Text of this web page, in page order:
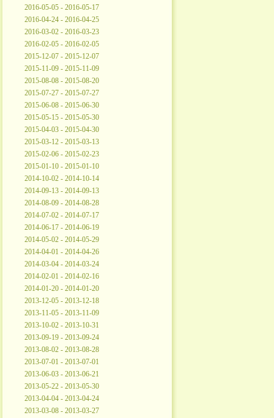
2016-05-05 - 2016-05-17
2016-04-24 - 2016-04-25
2016-03-02 - 2016-03-23
2016-02-05 - 2016-02-05
2015-12-07 - 2015-12-07
2015-11-09 - 2015-11-09
2015-08-08 - 2015-08-20
2015-07-27 - 2015-07-27
2015-06-08 - 2015-06-30
2015-05-15 - 2015-05-30
2015-04-03 - 2015-04-30
2015-03-12 - 2015-03-13
2015-02-06 - 2015-02-23
2015-01-10 - 2015-01-10
2014-10-02 - 2014-10-14
2014-09-13 - 2014-09-13
2014-08-09 - 2014-08-28
2014-07-02 - 2014-07-17
2014-06-17 - 2014-06-19
2014-05-02 - 2014-05-29
2014-04-01 - 2014-04-26
2014-03-04 - 2014-03-24
2014-02-01 - 2014-02-16
2014-01-20 - 2014-01-20
2013-12-05 - 2013-12-18
2013-11-05 - 2013-11-09
2013-10-02 - 2013-10-31
2013-09-19 - 2013-09-24
2013-08-02 - 2013-08-28
2013-07-01 - 2013-07-01
2013-06-03 - 2013-06-21
2013-05-22 - 2013-05-30
2013-04-04 - 2013-04-24
2013-03-08 - 2013-03-27